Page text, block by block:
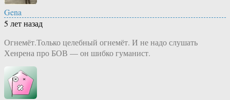
Gena
5 лет назад
Огнемёт.Только целебный огнемёт. И не надо слушать
Хенрена про БОВ — он шибко гуманист.